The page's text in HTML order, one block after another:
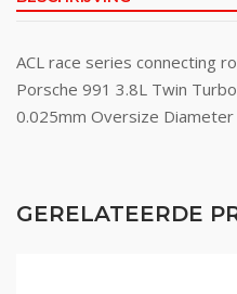
ACL race series connecting
Porsche 991 3.8L Twin
0.025mm Oversize Diameter
GERELATEERDE